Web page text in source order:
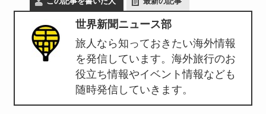
世界新聞ニュース部
旅人なら知っておきたい海外情報
を発信しています。海外旅行のお
役立ち情報やイベント情報なども
随時発信していきます。